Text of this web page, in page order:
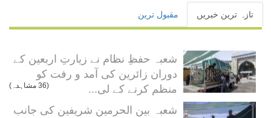
تازہ ترین خبریں مقبول ترین
شعبہ حفظِ نظام نے زیارتِ اربعین کے
دوران زائرین کی آمد و رفت کو
منظم کرنے کے لی...
(36 مشاہدہ)
شعبہ بین الحرمین شریفین کی جانب